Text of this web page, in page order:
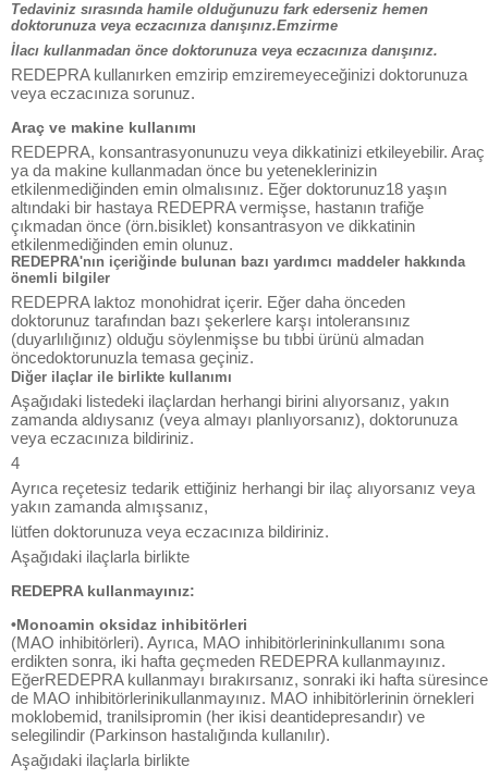
Tedaviniz sırasında hamile olduğunuzu fark ederseniz hemen
doktorunuza veya eczacınıza danışınız.Emzirme
İlacı kullanmadan önce doktorunuza veya eczacınıza danışınız.
REDEPRA kullanırken emzirip emziremeyeceğinizi doktorunuza
veya eczacınıza sorunuz.
Araç ve makine kullanımı
REDEPRA, konsantrasyonunuzu veya dikkatinizi etkileyebilir. Araç
ya da makine kullanmadan önce bu yeteneklerinizin
etkilenmediğinden emin olmalısınız. Eğer doktorunuz18 yaşın
altındaki bir hastaya REDEPRA vermişse, hastanın trafiğe
çıkmadan önce (örn.bisiklet) konsantrasyon ve dikkatinin
etkilenmediğinden emin olunuz.
REDEPRA'nın içeriğinde bulunan bazı yardımcı maddeler hakkında
önemli bilgiler
REDEPRA laktoz monohidrat içerir. Eğer daha önceden
doktorunuz tarafından bazı şekerlere karşı intoleransınız
(duyarlılığınız) olduğu söylenmişse bu tıbbi ürünü almadan
öncedoktorunuzla temasa geçiniz.
Diğer ilaçlar ile birlikte kullanımı
Aşağıdaki listedeki ilaçlardan herhangi birini alıyorsanız, yakın
zamanda aldıysanız (veya almayı planlıyorsanız), doktorunuza
veya eczacınıza bildiriniz.
4
Ayrıca reçetesiz tedarik ettiğiniz herhangi bir ilaç alıyorsanız veya
yakın zamanda almışsanız,
lütfen doktorunuza veya eczacınıza bildiriniz.
Aşağıdaki ilaçlarla birlikte
REDEPRA kullanmayınız:
•Monoamin oksidaz inhibitörleri
(MAO inhibitörleri). Ayrıca, MAO inhibitörlerininkullanımı sona
erdikten sonra, iki hafta geçmeden REDEPRA kullanmayınız.
EğerREDEPRA kullanmayı bırakırsanız, sonraki iki hafta süresince
de MAO inhibitörlerinikullanmayınız. MAO inhibitörlerinin örnekleri
moklobemid, tranilsipromin (her ikisi deantidepresandır) ve
selegilindir (Parkinson hastalığında kullanılır).
Aşağıdaki ilaçlarla birlikte